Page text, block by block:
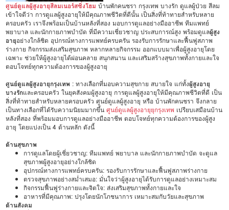
ศูนย์ดูแลผู้สูงอายุสีลมเนอร์สซิ่งโฮมบ้านพักคนชรา กรุงเทพ บางรัก ดูแลผู้ป่วย สีลม
เข้าใจดีว่า การดูแลผู้สูงอายุให้มีคุณภาพชีวิตที่ดีนั้น เป็นสิ่งที่ท้าทายสำหรับหลาย
ครอบครัว เราจึงพร้อมเป็นบ้านหลังที่สอง มอบการดูแลอย่างมืออาชีพ ทีมแพทย์
พยาบาล และนักกายภาพบำบัด ที่มีความเชี่ยวชาญ ประสบการณ์สูง พร้อมดูแลผู้สูง
อายุอย่างใกล้ชิด อุปกรณ์ทางการแพทย์ครบครัน รองรับการรักษาและฟื้นฟูสภาพ
ร่างกาย กิจกรรมส่งเสริมสุขภาพ หลากหลายกิจกรรม ออกแบบมาเพื่อผู้สูงอายุโดย
เฉพาะ ช่วยให้ผู้สูงอายุได้ผ่อนคลาย สนุกสนาน และเสริมสร้างสุขภาพทั้งกายและใจ
ตอบโจทย์ทุกความต้องการของผู้สูงอายุ
ศูนย์ดูแลผู้สูงอายุกรุงเทพ : ทางเลือกที่มอบความสุขกาย สบายใจ แก่ทั้งผู้สูงอายุ
บางรักและครอบครัว ในยุคสังคมผู้สูงอายุ การดูแลผู้สูงอายุให้มีคุณภาพชีวิตที่ดี เป็น
สิ่งที่ท้าทายสำหรับหลายครอบครัว ศูนย์ดูแลผู้สูงอายุ หรือ บ้านพักคนชรา จึงกลาย
เป็นทางเลือกที่ได้รับความนิยมมากขึ้นศูนย์ดูแลผู้สูงอายุยุกรุงเทพ เปรียบเสมือนบ้าน
หลังที่สอง ที่พร้อมมอบการดูแลอย่างมืออาชีพ ตอบโจทย์ทุกความต้องการของผู้สูง
อายุ โดยแบ่งเป็น 4 ด้านหลัก ดังนี้
ด้านสุขภาพ
การดูแลโดยผู้เชี่ยวชาญ: ทีมแพทย์ พยาบาล และนักกายภาพบำบัด จะดูแล
สุขภาพผู้สูงอายุอย่างใกล้ชิด
อุปกรณ์ทางการแพทย์ครบครัน: รองรับการรักษาและฟื้นฟูสภาพร่างกาย
ตรวจสุขภาพอย่างสม่ำเสมอ: มั่นใจว่าผู้สูงอายุได้รับการดูแลอย่างเหมาะสม
กิจกรรมฟื้นฟูร่างกายและจิตใจ: ส่งเสริมสุขภาพทั้งกายและใจ
อาหารที่มีคุณภาพ: ปรุงโดยนักโภชนาการ เหมาะสมกับวัยและสุขภาพ
ด้านสังคม